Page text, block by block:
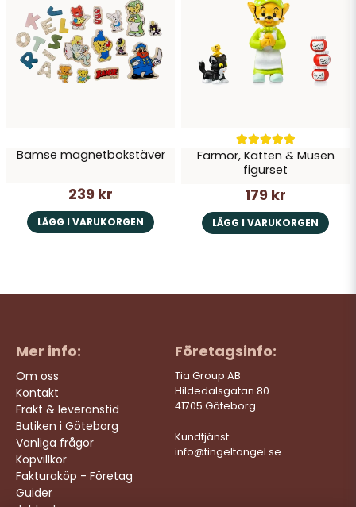
Bamse magnetbokstäver
239 kr
LÄGG I VARUKORGEN
Farmor, Katten & Musen
figurset
179 kr
LÄGG I VARUKORGEN
Mer info:
Om oss
Kontakt
Frakt & leveranstid
Butiken i Göteborg
Vanliga frågor
Köpvillkor
Fakturaköp - Företag
Guider
Företagsinfo:
Tia Group AB
Hildedalsgatan 80
41705 Göteborg
Kundtjänst:
info@tingeltangel.se